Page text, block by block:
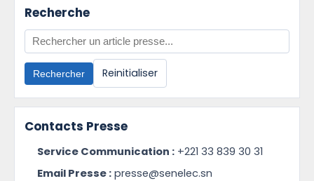
Recherche
Rechercher Reinitialiser
Contacts Presse
Service Communication : +221 33 839 30 31
Email Presse : presse@senelec.sn